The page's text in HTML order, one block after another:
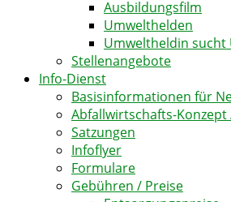
Ausbildungsfilm
Umwelthelden
Umweltheldin sucht
Stellenangebote
Info-Dienst
Basisinformationen für
Abfallwirtschafts-Konzept
Satzungen
Infoflyer
Formulare
Gebühren / Preise